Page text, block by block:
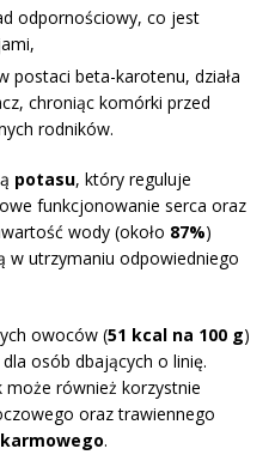
odpornościowy, co jest
postaci beta-karotenu, działa
chroniąc komórki przed
rodników.
potasu, który reguluje
funkcjonowanie serca oraz
wody (około 87%)
w utrzymaniu odpowiedniego
owoców (51 kcal na 100 g)
osób dbających o linię.
może również korzystnie
oraz trawiennego
.